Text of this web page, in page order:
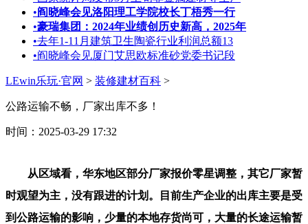
•阎晓峰会见洛阳理工学院校长丁梧秀一行
•豪瑞集团：2024年业绩创历史新高，2025年
•去年1-11月建筑卫生陶瓷行业利润总额13
•阎晓峰会见厦门艾思欧标准砂党委书记段
LEwin乐玩·官网 > 装修建材百科 >
公路运输不畅，厂家出库不多！
时间：2025-03-29 17:32
从区域看，华东地区部分厂家报价零星调整，其它厂家暂
时观望为主，没有跟进的计划。目前生产企业的出库主要是受
到公路运输的影响，少量的本地存货尚可，大量的长途运输暂